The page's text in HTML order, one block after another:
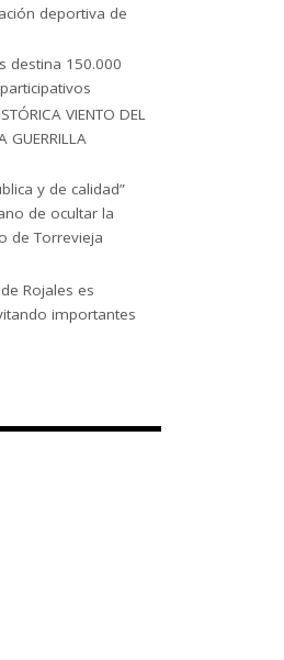
deportiva de
destina 150.000
VIENTO DEL
GUERRILLA
y de calidad”
de ocultar la
de Torrevieja
Rojales es
importantes